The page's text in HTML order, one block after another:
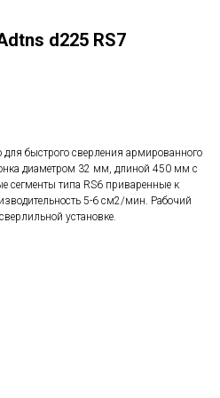
d225 RS7
быстрого сверления армированного
диаметром 32 мм, длиной 450 мм с
сегменты типа RS6 приваренные к
5-6 см2/мин. Рабочий
установке.